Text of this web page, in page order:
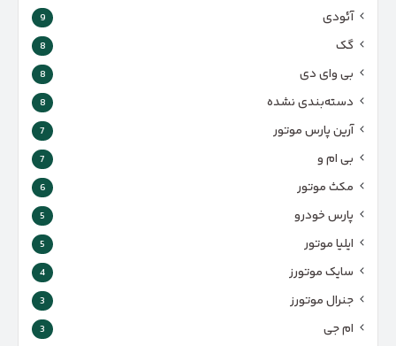
آئودی 9
گک 8
بی وای دی 8
دسته‌بندی نشده 8
آرین پارس موتور 7
بی ام و 7
مکث موتور 6
پارس‌ خودرو 5
ایلیا موتور 5
سایک موتورز 4
جنرال موتورز 3
ام جی 3